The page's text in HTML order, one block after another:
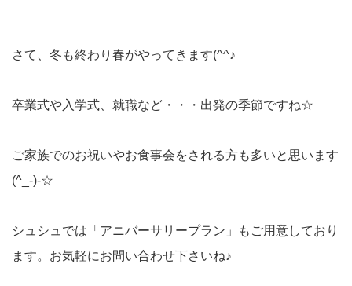
さて、冬も終わり春がやってきます(^^♪
卒業式や入学式、就職など・・・出発の季節ですね☆
ご家族でのお祝いやお食事会をされる方も多いと思います
(^_-)-☆
シュシュでは「アニバーサリープラン」もご用意しており
ます。お気軽にお問い合わせ下さいね♪